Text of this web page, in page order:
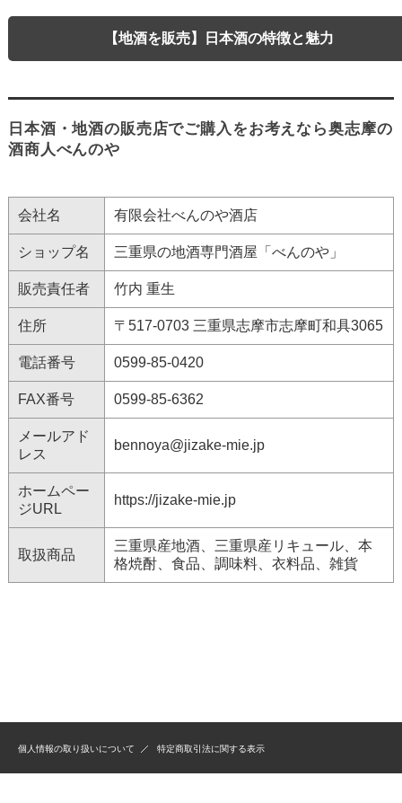
【地酒を販売】日本酒の特徴と魅力
日本酒・地酒の販売店でご購入をお考えなら奥志摩の
酒商人べんのや
会社名 有限会社べんのや酒店
ショップ名 三重県の地酒専門酒屋「べんのや」
販売責任者 竹内 重生
住所 〒517-0703 三重県志摩市志摩町和具3065
電話番号 0599-85-0420
FAX番号 0599-85-6362
メールアド
レス
bennoya@jizake-mie.jp
ホームペー
ジURL
https://jizake-mie.jp
取扱商品
三重県産地酒、三重県産リキュール、本
格焼酎、食品、調味料、衣料品、雑貨
個人情報の取り扱いについて 特定商取引法に関する表示